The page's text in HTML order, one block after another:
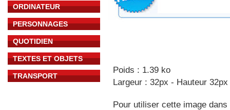
ORDINATEUR
PERSONNAGES
QUOTIDIEN
TEXTES ET OBJETS
TRANSPORT
Poids : 1.39 ko
Largeur : 32px - Hauteur 32px
Pour utiliser cette image